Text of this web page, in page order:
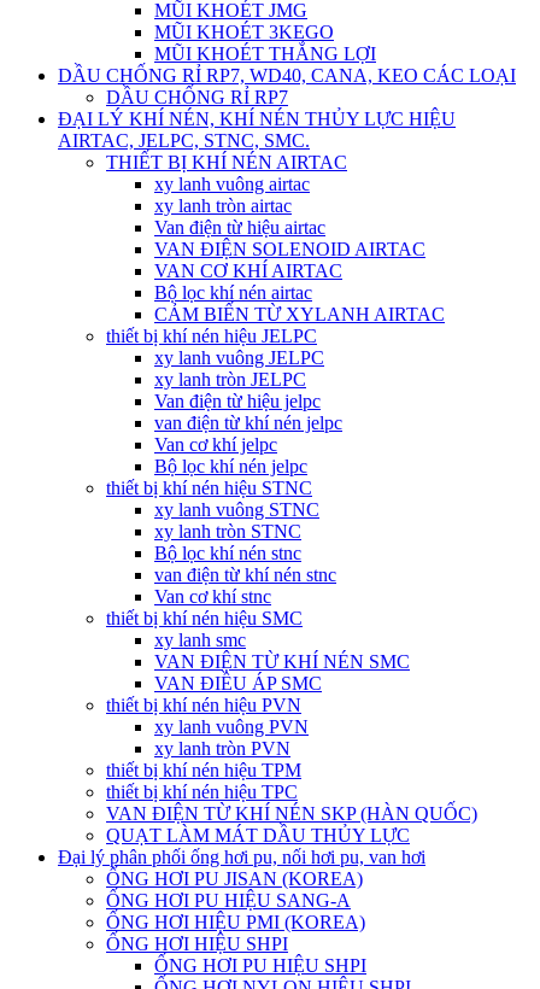
MŨI KHOÉT JMG
MŨI KHOÉT 3KEGO
MŨI KHOÉT THẮNG LỢI
DẦU CHỐNG RỈ RP7, WD40, CANA, KEO CÁC LOẠI
DẦU CHỐNG RỈ RP7
ĐẠI LÝ KHÍ NÉN, KHÍ NÉN THỦY LỰC HIỆU
AIRTAC, JELPC, STNC, SMC.
THIẾT BỊ KHÍ NÉN AIRTAC
xy lanh vuông airtac
xy lanh tròn airtac
Van điện từ hiệu airtac
VAN ĐIỆN SOLENOID AIRTAC
VAN CƠ KHÍ AIRTAC
Bộ lọc khí nén airtac
CẢM BIẾN TỪ XYLANH AIRTAC
thiết bị khí nén hiệu JELPC
xy lanh vuông JELPC
xy lanh tròn JELPC
Van điện từ hiệu jelpc
van điện từ khí nén jelpc
Van cơ khí jelpc
Bộ lọc khí nén jelpc
thiết bị khí nén hiệu STNC
xy lanh vuông STNC
xy lanh tròn STNC
Bộ lọc khí nén stnc
van điện từ khí nén stnc
Van cơ khí stnc
thiết bị khí nén hiệu SMC
xy lanh smc
VAN ĐIỆN TỪ KHÍ NÉN SMC
VAN ĐIỀU ÁP SMC
thiết bị khí nén hiệu PVN
xy lanh vuông PVN
xy lanh tròn PVN
thiết bị khí nén hiệu TPM
thiết bị khí nén hiệu TPC
VAN ĐIỆN TỪ KHÍ NÉN SKP (HÀN QUỐC)
QUẠT LÀM MÁT DẦU THỦY LỰC
Đại lý phân phối ống hơi pu, nối hơi pu, van hơi
ỐNG HƠI PU JISAN (KOREA)
ỐNG HƠI PU HIỆU SANG-A
ỐNG HƠI HIỆU PMI (KOREA)
ỐNG HƠI HIỆU SHPI
ỐNG HƠI PU HIỆU SHPI